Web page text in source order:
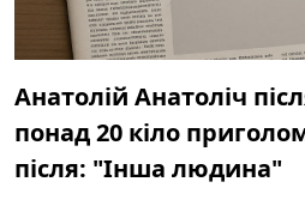
Анатолій Анатоліч
понад 20 кіло
після: "Інша людина"